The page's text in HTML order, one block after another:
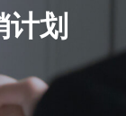
划